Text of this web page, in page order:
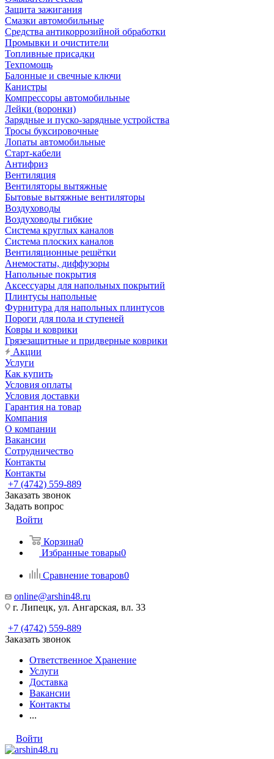
Защита зажигания
Смазки автомобильные
Средства антикоррозийной обработки
Промывки и очистители
Топливные присадки
Техпомощь
Балонные и свечные ключи
Канистры
Компрессоры автомобильные
Лейки (воронки)
Зарядные и пуско-зарядные устройства
Тросы буксировочные
Лопаты автомобильные
Старт-кабели
Антифриз
Вентиляция
Вентиляторы вытяжные
Бытовые вытяжные вентиляторы
Воздуховоды
Воздуховоды гибкие
Система круглых каналов
Система плоских каналов
Вентиляционные решётки
Анемостаты, диффузоры
Напольные покрытия
Аксессуары для напольных покрытий
Плинтусы напольные
Фурнитура для напольных плинтусов
Пороги для пола и ступеней
Ковры и коврики
Грязезащитные и придверные коврики
Акции
Услуги
Как купить
Условия оплаты
Условия доставки
Гарантия на товар
Компания
О компании
Вакансии
Сотрудничество
Контакты
Контакты
+7 (4742) 559-889
Заказать звонок
Задать вопрос
Войти
Корзина0
Избранные товары0
Сравнение товаров0
online@arshin48.ru
г. Липецк, ул. Ангарская, вл. 33
+7 (4742) 559-889
Заказать звонок
Ответственное Хранение
Услуги
Доставка
Вакансии
Контакты
...
Войти